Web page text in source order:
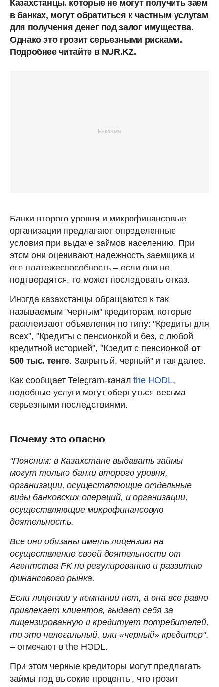
Казахстанцы, которые не могут получить заем
в банках, могут обратиться к частным услугам
для получения денег под залог имущества.
Однако это грозит серьезными рисками.
Подробнее читайте в NUR.KZ.
Банки второго уровня и микрофинансовые
организации предлагают определенные
условия при выдаче займов населению. При
этом они оценивают надежность заемщика и
его платежеспособность – если они не
подтвердятся, то может последовать отказ.
Иногда казахстанцы обращаются к так
называемым "черным" кредиторам, которые
расклеивают объявления по типу: "Кредиты для
всех", "Кредиты с пенсионкой и без, с любой
кредитной историей", "Кредит с пенсионкой от
500 тыс. тенге. Закрытый, черный" и так далее.
Как сообщает Telegram-канал the HODL,
подобные услуги могут обернуться весьма
серьезными последствиями.
Почему это опасно
"Поясним: в Казахстане выдавать займы
могут только банки второго уровня,
организации, осуществляющие отдельные
виды банковских операций, и организации,
осуществляющие микрофинансовую
деятельность.
Все они обязаны иметь лицензию на
осуществление своей деятельности от
Агентства РК по регулированию и развитию
финансового рынка.
Если лицензии у компании нет, а она все равно
привлекает клиентов, выдает себя за
лицензированную и кредитует потребителей,
то это нелегальный, или «черный» кредитор",
– отмечают в the HODL.
При этом черные кредиторы могут предлагать
займы под высокие проценты, что грозит